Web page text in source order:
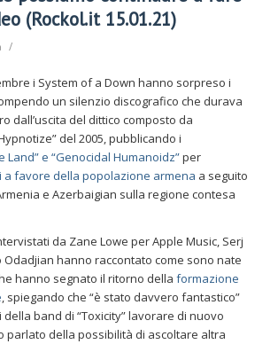
(Rockol.it 15.01.21)
/
i System of a Down hanno sorpreso i
un silenzio discografico che durava
dall’uscita del dittico composto da
del 2005, pubblicando i
Land” e “Genocidal Humanoidz”per
a favore della popolazione armena a seguito
e Azerbaigian sulla regione contesa
da Zane Lowe per Apple Music, Serj
Odadjian hanno raccontato come sono nate
hanno segnato il ritorno della formazione
, spiegando che “è stato davvero fantastico”
band di “Toxicity” lavorare di nuovo
parlato della possibilità di ascoltare altra